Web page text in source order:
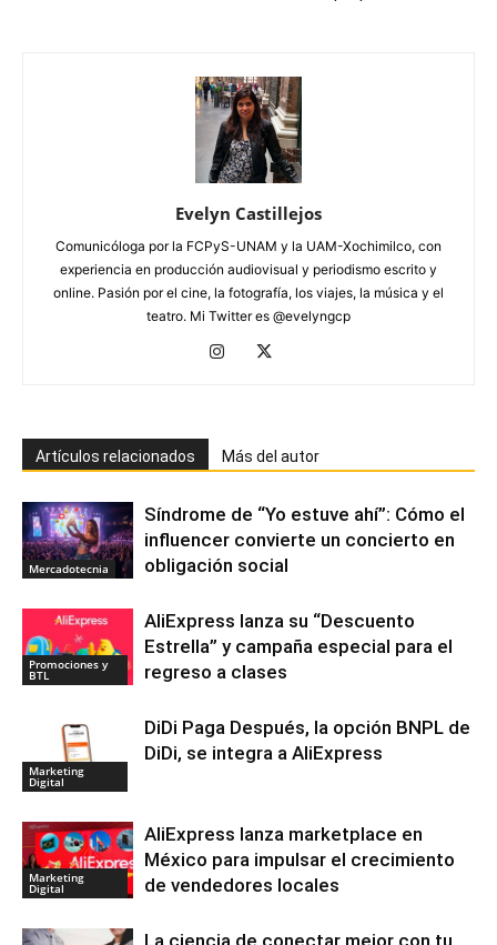
Evelyn Castillejos
Comunicóloga por la FCPyS-UNAM y la UAM-Xochimilco, con
experiencia en producción audiovisual y periodismo escrito y
online. Pasión por el cine, la fotografía, los viajes, la música y el
teatro. Mi Twitter es @evelyngcp
Artículos relacionados Más del autor
Mercadotecnia
Síndrome de “Yo estuve ahí”: Cómo el
influencer convierte un concierto en
obligación social
Promociones y
BTL
AliExpress lanza su “Descuento
Estrella” y campaña especial para el
regreso a clases
Marketing
Digital
DiDi Paga Después, la opción BNPL de
DiDi, se integra a AliExpress
Marketing
Digital
AliExpress lanza marketplace en
México para impulsar el crecimiento
de vendedores locales
La ciencia de conectar mejor con tu